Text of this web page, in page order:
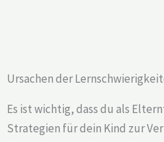
Ursachen der
Es ist wichtig, dass du als
Strategien für dein Kind zur